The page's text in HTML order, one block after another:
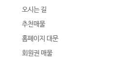
오시는 길
추천매물
홈페이지 대문
회원권 매물